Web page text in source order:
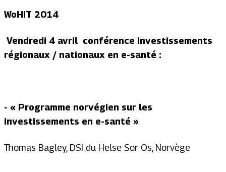
WoHIT 2014
Vendredi 4 avril conférence investissements
régionaux / nationaux en e-santé :
- « Programme norvégien sur les
investissements en e-santé »
Thomas Bagley, DSI du Helse Sor Os, Norvège